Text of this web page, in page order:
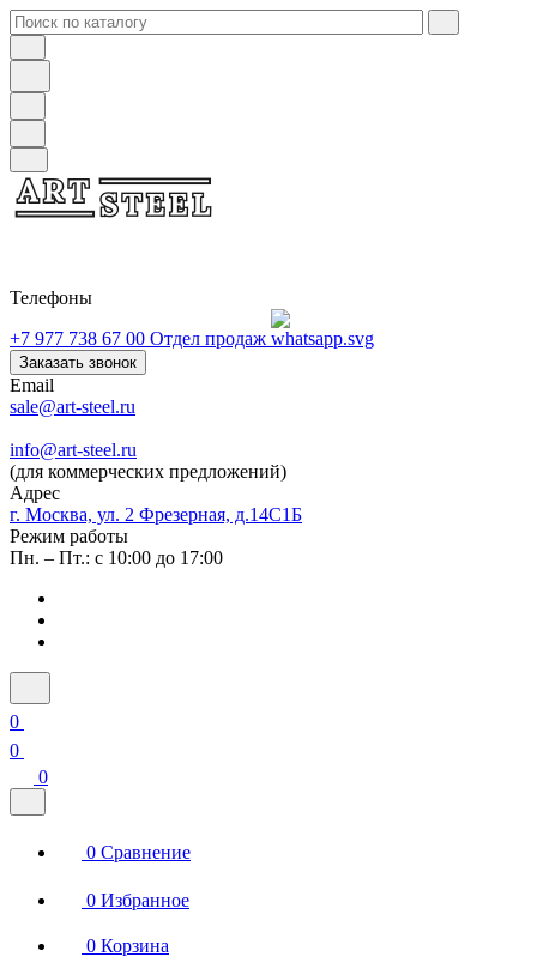
Телефоны
+7 977 738 67 00 Отдел продаж
Заказать звонок
Email
sale@art-steel.ru
info@art-steel.ru
(для коммерческих предложений)
Адрес
г. Москва, ул. 2 Фрезерная, д.14С1Б
Режим работы
Пн. – Пт.: с 10:00 до 17:00
0
0
0
0 Сравнение
0 Избранное
0 Корзина